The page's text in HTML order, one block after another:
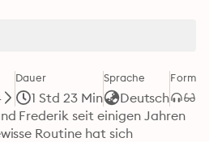
Dauer
1 Std 23 Min
Sprache
Deutsch
Format
Frederik seit einigen Jahren
Routine hat sich